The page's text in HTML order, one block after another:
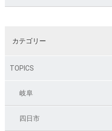
カテゴリー
TOPICS
岐阜
四日市